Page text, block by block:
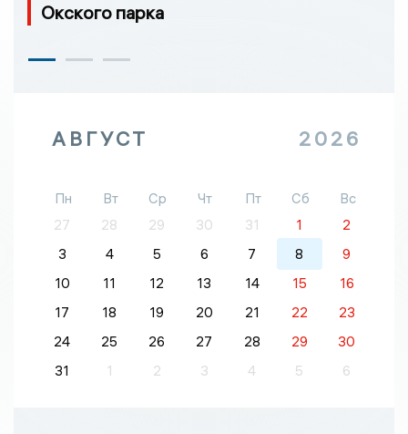
Окского парка
АВГУСТ 2026
Пн Вт Ср Чт Пт Сб
Вс
27
28 29 30 31 1
2
3
4 5 6 7 8
9
10
11 12 13 14 15
16
17
18 19 20 21 22
23
24
25 26 27 28 29
30
31
1 2 3 4 5 6